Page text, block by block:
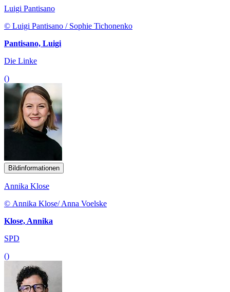
Luigi Pantisano
© Luigi Pantisano / Sophie Tichonenko
Pantisano, Luigi
Die Linke
()
Bildinformationen
Annika Klose
© Annika Klose/ Anna Voelske
Klose, Annika
SPD
()